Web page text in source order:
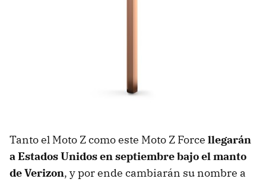
Tanto el Moto Z como este Moto Z Force llegarán
a Estados Unidos en septiembre bajo el manto
de Verizon, y por ende cambiarán su nombre a